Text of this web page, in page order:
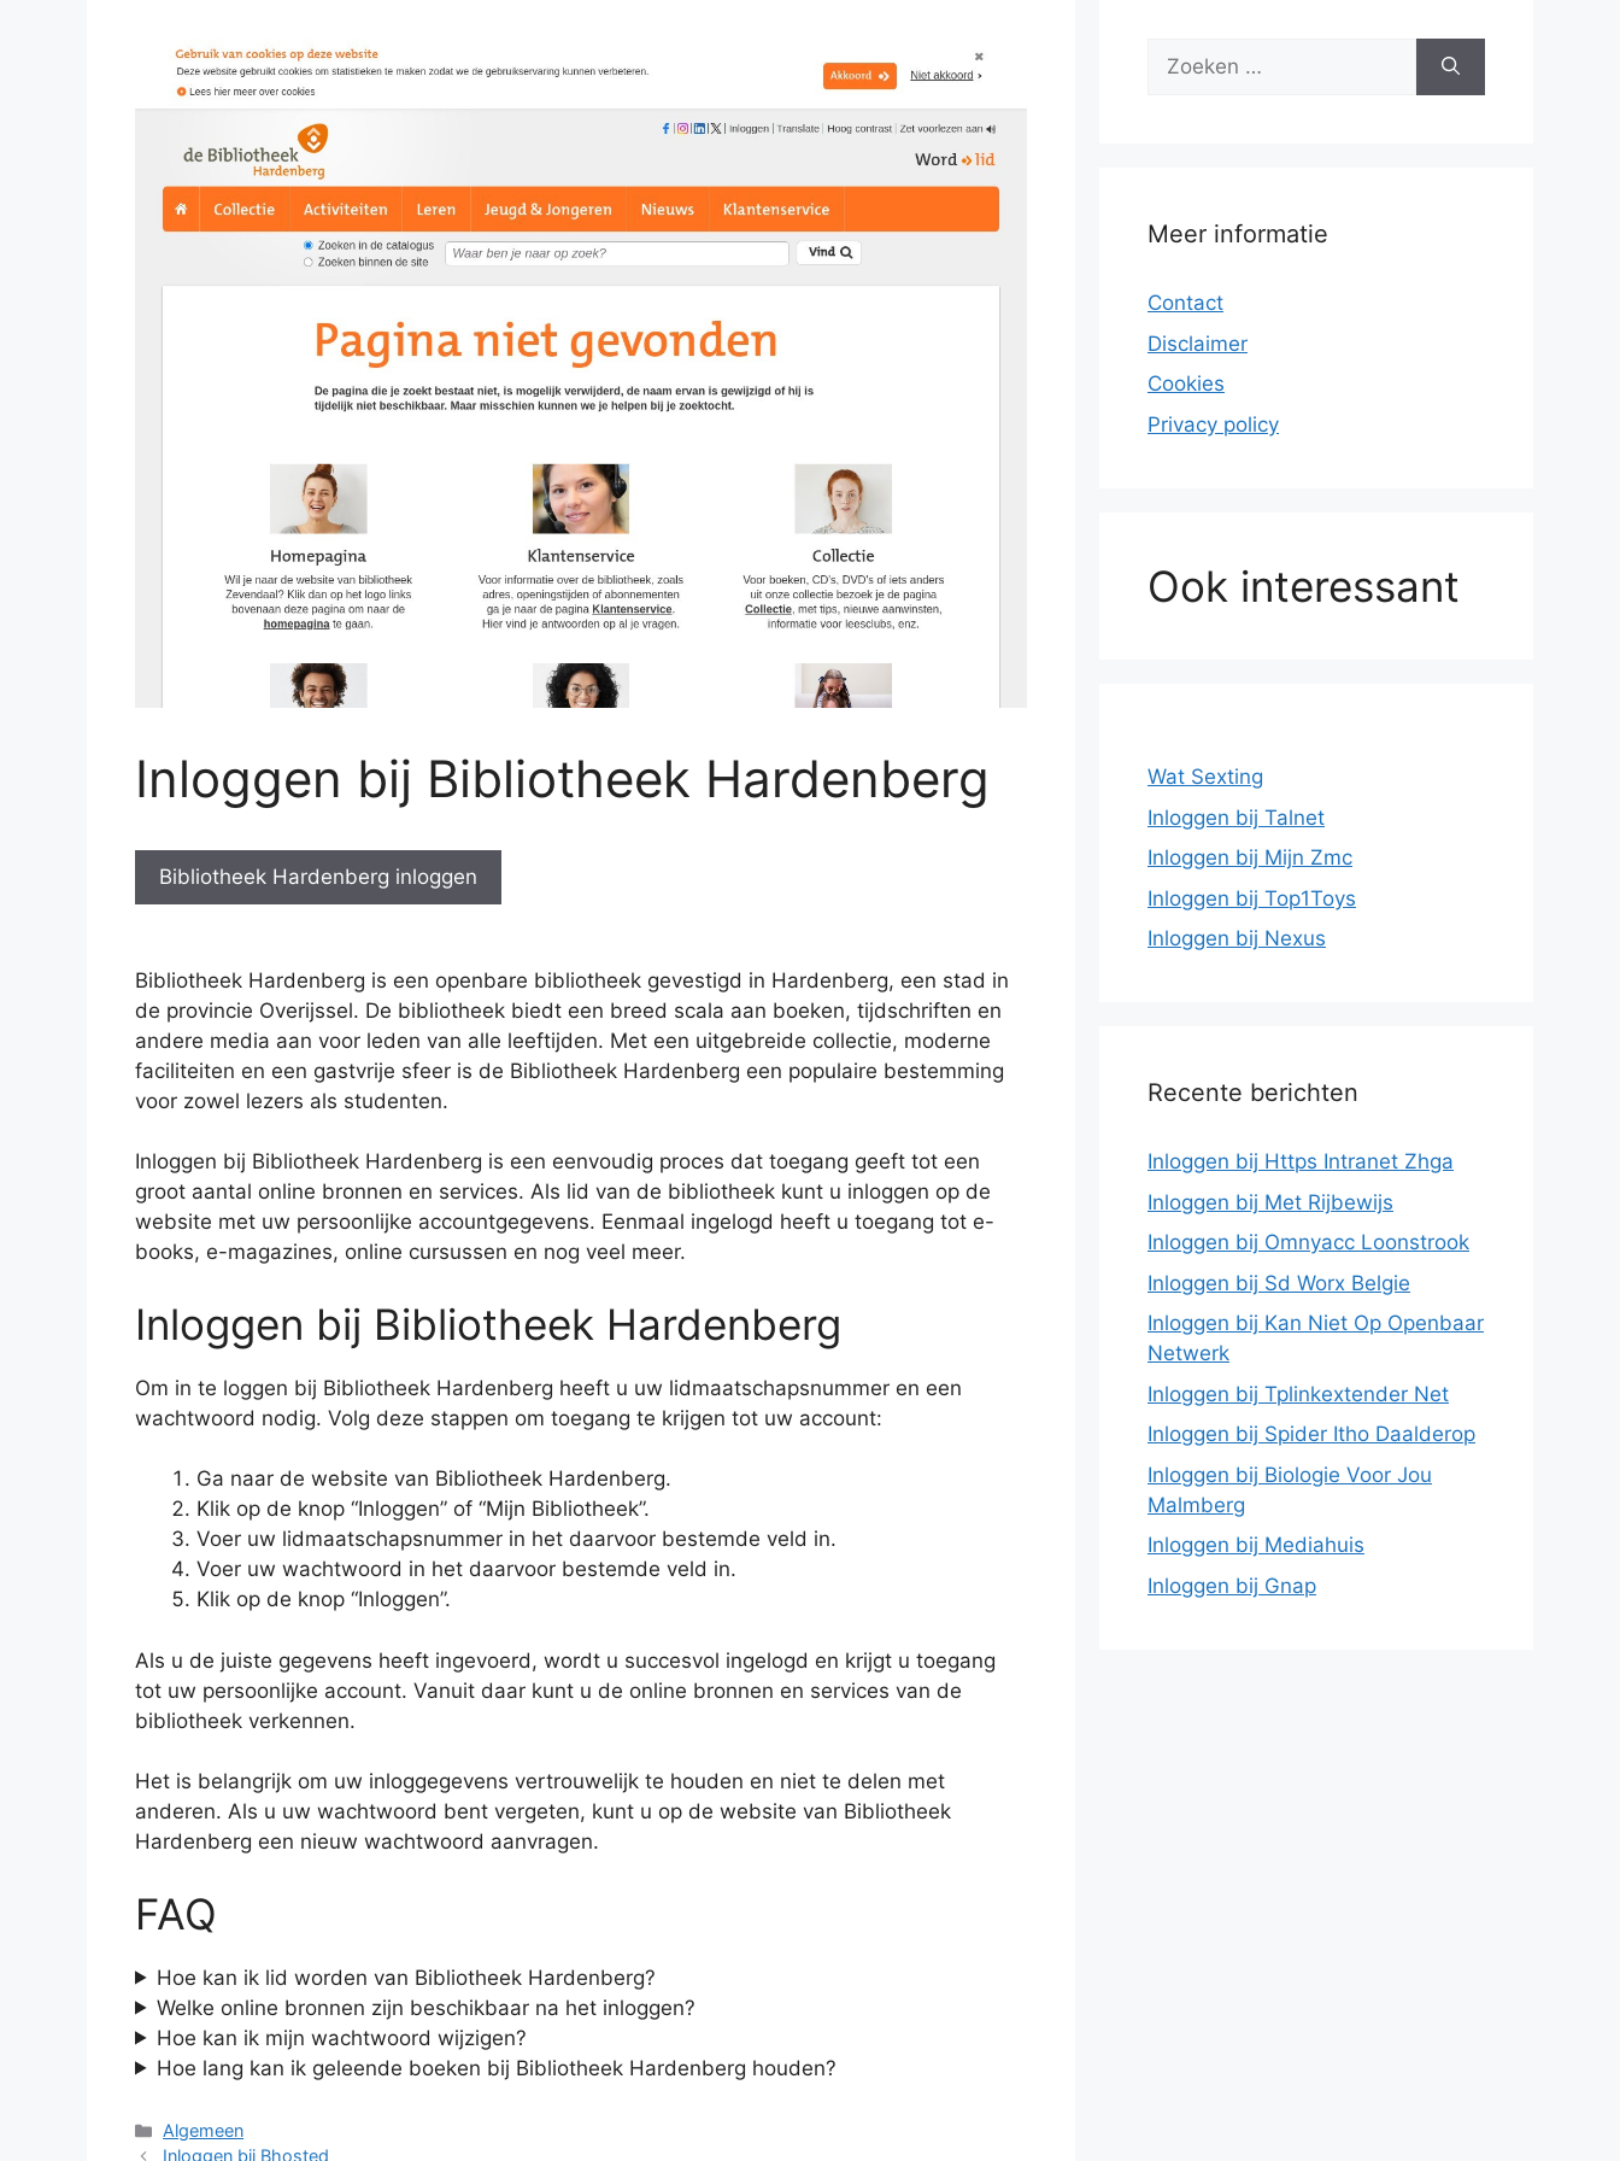
Inloggen bij Bibliotheek Hardenberg
Bibliotheek Hardenberg inloggen
Bibliotheek Hardenberg is een openbare bibliotheek gevestigd in Hardenberg, een stad in
de provincie Overijssel. De bibliotheek biedt een breed scala aan boeken, tijdschriften en
andere media aan voor leden van alle leeftijden. Met een uitgebreide collectie, moderne
faciliteiten en een gastvrije sfeer is de Bibliotheek Hardenberg een populaire bestemming
voor zowel lezers als studenten.
Inloggen bij Bibliotheek Hardenberg is een eenvoudig proces dat toegang geeft tot een
groot aantal online bronnen en services. Als lid van de bibliotheek kunt u inloggen op de
website met uw persoonlijke accountgegevens. Eenmaal ingelogd heeft u toegang tot e-
books, e-magazines, online cursussen en nog veel meer.
Inloggen bij Bibliotheek Hardenberg
Om in te loggen bij Bibliotheek Hardenberg heeft u uw lidmaatschapsnummer en een
wachtwoord nodig. Volg deze stappen om toegang te krijgen tot uw account:
Ga naar de website van Bibliotheek Hardenberg.
Klik op de knop “Inloggen” of “Mijn Bibliotheek”.
Voer uw lidmaatschapsnummer in het daarvoor bestemde veld in.
Voer uw wachtwoord in het daarvoor bestemde veld in.
Klik op de knop “Inloggen”.
Als u de juiste gegevens heeft ingevoerd, wordt u succesvol ingelogd en krijgt u toegang
tot uw persoonlijke account. Vanuit daar kunt u de online bronnen en services van de
bibliotheek verkennen.
Het is belangrijk om uw inloggegevens vertrouwelijk te houden en niet te delen met
anderen. Als u uw wachtwoord bent vergeten, kunt u op de website van Bibliotheek
Hardenberg een nieuw wachtwoord aanvragen.
FAQ
Hoe kan ik lid worden van Bibliotheek Hardenberg?
Welke online bronnen zijn beschikbaar na het inloggen?
Hoe kan ik mijn wachtwoord wijzigen?
Hoe lang kan ik geleende boeken bij Bibliotheek Hardenberg houden?
Categorieën
Algemeen
Inloggen bij Bhosted
Zoek
Meer informatie
Contact
Disclaimer
Cookies
Privacy policy
Ook interessant
Wat Sexting
Inloggen bij Talnet
Inloggen bij Mijn Zmc
Inloggen bij Top1Toys
Inloggen bij Nexus
Recente berichten
Inloggen bij Https Intranet Zhga
Inloggen bij Met Rijbewijs
Inloggen bij Omnyacc Loonstrook
Inloggen bij Sd Worx Belgie
Inloggen bij Kan Niet Op Openbaar
Netwerk
Inloggen bij Tplinkextender Net
Inloggen bij Spider Itho Daalderop
Inloggen bij Biologie Voor Jou
Malmberg
Inloggen bij Mediahuis
Inloggen bij Gnap